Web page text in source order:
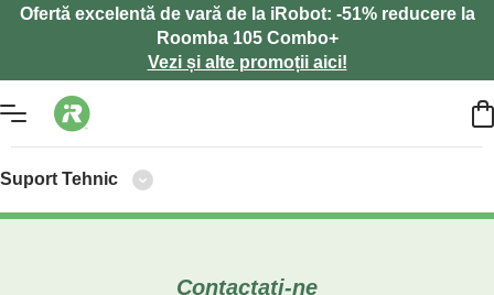
Ofertă excelentă de vară de la iRobot: -51% reducere la
Roomba 105 Combo+
Vezi și alte promoții aici!
Suport Tehnic
Contactați-ne